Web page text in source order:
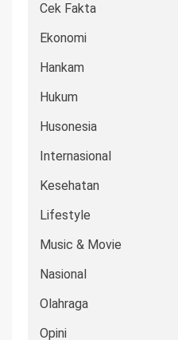
Cek Fakta
Ekonomi
Hankam
Hukum
Husonesia
Internasional
Kesehatan
Lifestyle
Music & Movie
Nasional
Olahraga
Opini